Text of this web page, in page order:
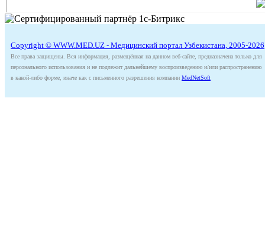
Copyright © WWW.MED.UZ - Медицинский портал Узбекистана, 2005-2026
Все права защищены. Вся информация, размещённая на данном веб-сайте, предназначена только для
персонального использования и не подлежит дальнейшему воспроизведению и/или распространению
в какой-либо форме, иначе как с письменного разрешения компании MedNetSoft